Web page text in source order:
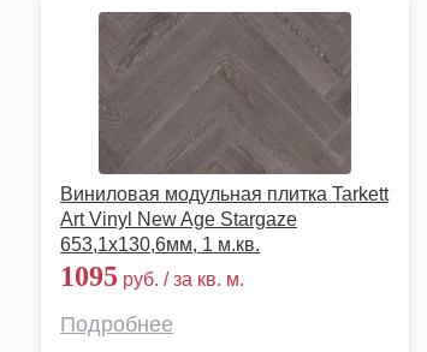
Виниловая модульная плитка Tarkett
Art Vinyl New Age Stargaze
653,1х130,6мм, 1 м.кв.
1095 руб. / за кв. м.
Подробнее